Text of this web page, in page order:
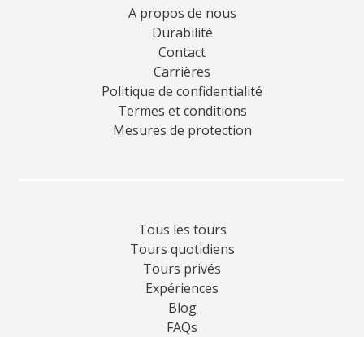
A propos de nous
Durabilité
Contact
Carrières
Politique de confidentialité
Termes et conditions
Mesures de protection
Tous les tours
Tours quotidiens
Tours privés
Expériences
Blog
FAQs